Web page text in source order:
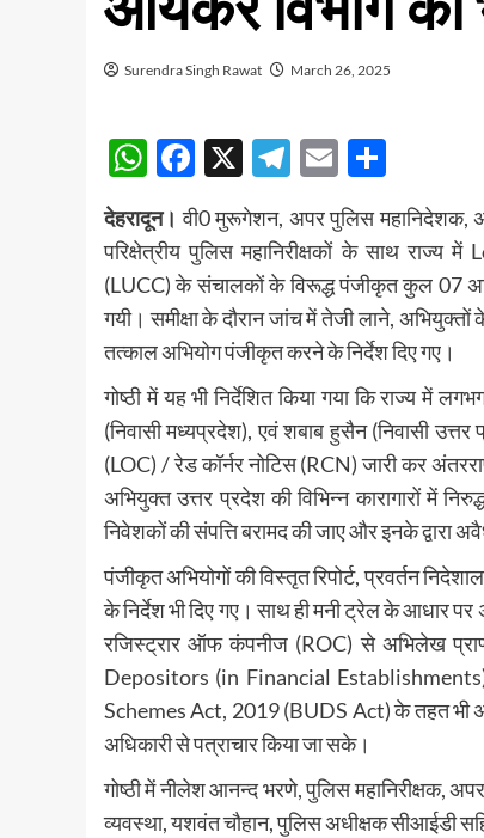
Surendra Singh Rawat March 26, 2025
WhatsApp
Facebook
X Telegram
Email
देहरादून। वी0 मुरूगेशन, अपर पुलिस महानिदेशक,
परिक्षेत्रीय पुलिस महानिरीक्षकों के साथ
(LUCC) के संचालकों के विरूद्ध पंजीकृत कुल 07
गयी। समीक्षा के दौरान जांच में तेजी लाने, अभियुक्तों
तत्काल अभियोग पंजीकृत करने के निर्देश दिए गए।
गोष्ठी में यह भी निर्देशित किया गया कि राज्य
(निवासी मध्यप्रदेश), एवं शबाब हुसैन (निवासी
(LOC) / रेड कॉर्नर नोटिस (RCN) जारी कर
अभियुक्त उत्तर प्रदेश की विभिन्न कारागारों में
निवेशकों की संपत्ति बरामद की जाए और इनके द्वारा
पंजीकृत अभियोगों की विस्तृत रिपोर्ट, प्रवर्तन
के निर्देश भी दिए गए। साथ ही मनी ट्रेल के आधार पर
रजिस्ट्रार ऑफ कंपनीज (ROC) से अभिलेख
Depositors (in Financial
Schemes Act, 2019 (BUDS Act) के तहत भी
अधिकारी से पत्राचार किया जा सके।
गोष्ठी में नीलेश आनन्द भरणे, पुलिस महानिरीक्षक,
व्यवस्था, यशवंत चौहान, पुलिस अधीक्षक सीआईडी